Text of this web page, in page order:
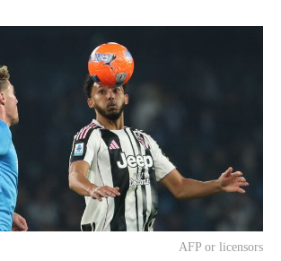
AFP or licensors